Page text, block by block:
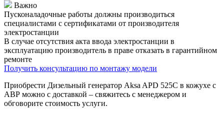
Важно
Пусконаладочные работы должны производиться
специалистами с сертификатами от производителя
электростанции
В случае отсутствия акта ввода электростанции в
эксплуатацию производитель в праве отказать в гарантийном
ремонте
Получить консультацию по монтажу модели
Приобрести Дизельный генератор Aksa APD 525C в кожухе с
АВР можно с доставкой – свяжитесь с менеджером и
обговорите стоимость услуги.